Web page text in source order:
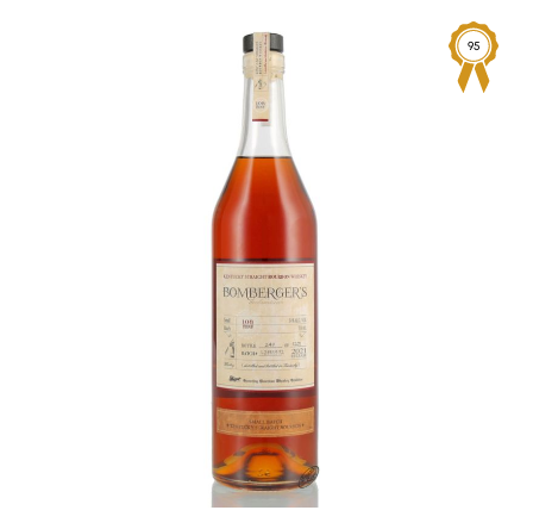
Bildergalerie überspringen
95